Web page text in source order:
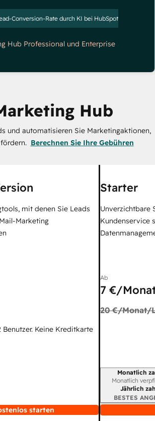
Conversion-Rate durch KI bei HubSpot
Hub Professional und Enterprise
Hub
und automatisieren Sie Marketingaktionen,
Berechnen Sie Ihre Gebühren
mit denen Sie Leads
Marketing
Keine Kreditkarte
starten
Starter
Unverzichtbare
Kundenservice
Ab
7 €/
20 €/Monat/
Monatlich
Monatlich
Jährlich
BESTES